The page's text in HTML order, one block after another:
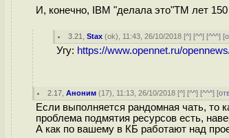
И, конечно, IBM "делала это"ТМ лет 150
3.21 ,Stax (ok), 11:43, 26/10/2018 [^] [^^] [^^^] [
Угу: https://www.opennet.ru/
2.17 ,Аноним (17), 11:13, 26/10/2018 [^] [^^] [^^^] [
Если выполняется рандомная чать, то
проблема подмятия ресурсов есть,
А как по вашему в КБ работают над